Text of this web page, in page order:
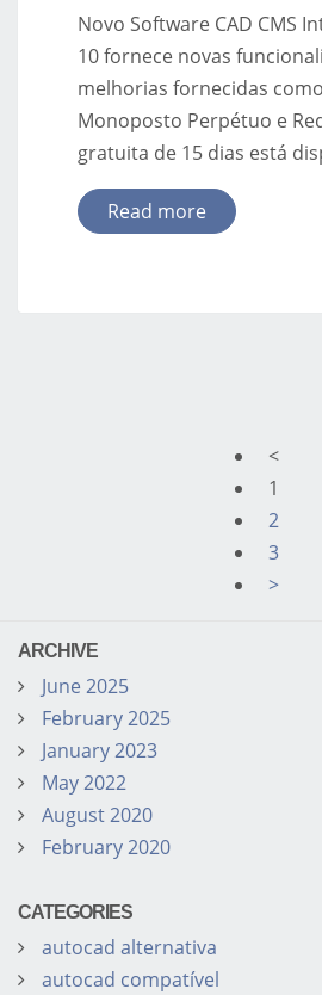
Novo Software CAD CMS
10 fornece novas
melhorias fornecidas
Monoposto Perpétuo e
gratuita de 15 dias está
Read more
<
1
2
3
>
ARCHIVE
June 2025
February 2025
January 2023
May 2022
August 2020
February 2020
CATEGORIES
autocad alternativa
autocad compatível